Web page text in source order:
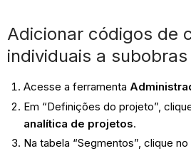
Adicionar códigos de
individuais a subobras
Acesse a ferramenta
Em “Definições do projeto”,
analítica de projetos.
Na tabela “Segmentos”, clique no